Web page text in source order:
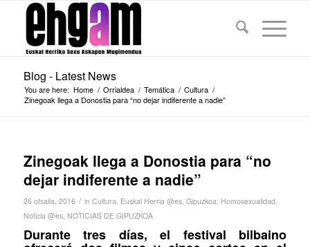
Blog - Latest News
You are here: Home / Orrialdea / Temática / Cultura /
Zinegoak llega a Donostia para “no dejar indiferente a nadie”
Zinegoak llega a Donostia para “no
dejar indiferente a nadie”
26 otsaila, 2016 / in Cultura, Euskal Herria @es, Gipuzkoa, Homosexualidad,
Noticia @es, NOTICIAS DE GIPUZKOA
Durante tres días, el festival bilbaino